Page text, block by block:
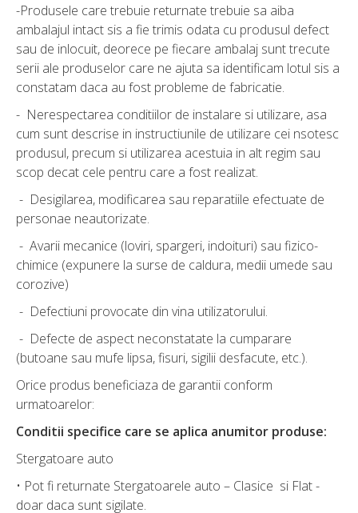
-Produsele care trebuie returnate trebuie sa aiba
ambalajul intact sis a fie trimis odata cu produsul defect
sau de inlocuit, deorece pe fiecare ambalaj sunt trecute
serii ale produselor care ne ajuta sa identificam lotul sis a
constatam daca au fost probleme de fabricatie.
- Nerespectarea conditiilor de instalare si utilizare, asa
cum sunt descrise in instructiunile de utilizare cei nsotesc
produsul, precum si utilizarea acestuia in alt regim sau
scop decat cele pentru care a fost realizat.
- Desigilarea, modificarea sau reparatiile efectuate de
personae neautorizate.
- Avarii mecanice (loviri, spargeri, indoituri) sau fizico-
chimice (expunere la surse de caldura, medii umede sau
corozive)
- Defectiuni provocate din vina utilizatorului.
- Defecte de aspect neconstatate la cumparare
(butoane sau mufe lipsa, fisuri, sigilii desfacute, etc.).
Orice produs beneficiaza de garantii conform
urmatoarelor:
Conditii specifice care se aplica anumitor produse:
Stergatoare auto
• Pot fi returnate Stergatoarele auto – Clasice si Flat -
doar daca sunt sigilate.